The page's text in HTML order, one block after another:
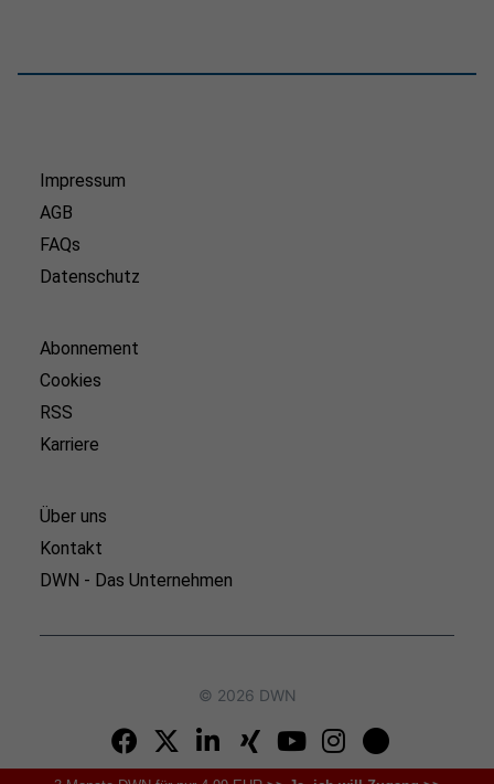
Impressum
AGB
FAQs
Datenschutz
Abonnement
Cookies
RSS
Karriere
Über uns
Kontakt
DWN - Das Unternehmen
© 2026 DWN